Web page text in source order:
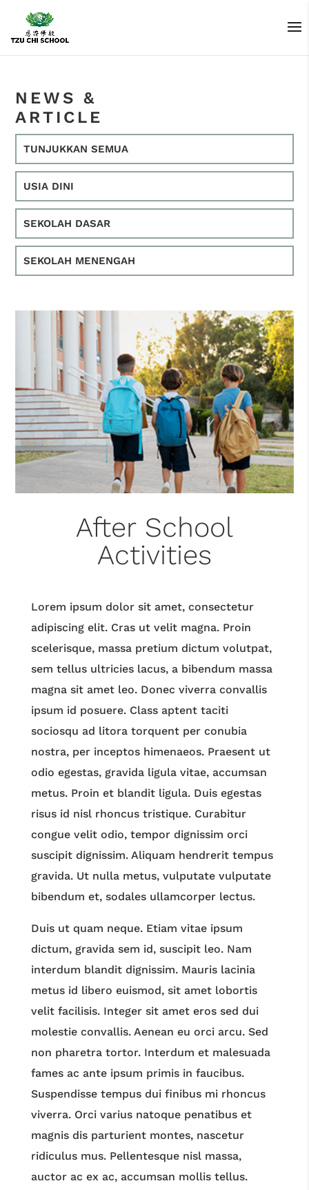
NEWS &
ARTICLE
TUNJUKKAN SEMUA
USIA DINI
SEKOLAH DASAR
SEKOLAH MENENGAH
After School
Activities
Lorem ipsum dolor sit amet, consectetur
adipiscing elit. Cras ut velit magna. Proin
scelerisque, massa pretium dictum volutpat,
sem tellus ultricies lacus, a bibendum massa
magna sit amet leo. Donec viverra convallis
ipsum id posuere. Class aptent taciti
sociosqu ad litora torquent per conubia
nostra, per inceptos himenaeos. Praesent ut
odio egestas, gravida ligula vitae, accumsan
metus. Proin et blandit ligula. Duis egestas
risus id nisl rhoncus tristique. Curabitur
congue velit odio, tempor dignissim orci
suscipit dignissim. Aliquam hendrerit tempus
gravida. Ut nulla metus, vulputate vulputate
bibendum et, sodales ullamcorper lectus.
Duis ut quam neque. Etiam vitae ipsum
dictum, gravida sem id, suscipit leo. Nam
interdum blandit dignissim. Mauris lacinia
metus id libero euismod, sit amet lobortis
velit facilisis. Integer sit amet eros sed dui
molestie convallis. Aenean eu orci arcu. Sed
non pharetra tortor. Interdum et malesuada
fames ac ante ipsum primis in faucibus.
Suspendisse tempus dui finibus mi rhoncus
viverra. Orci varius natoque penatibus et
magnis dis parturient montes, nascetur
ridiculus mus. Pellentesque nisl massa,
auctor ac ex ac, accumsan mollis tellus.